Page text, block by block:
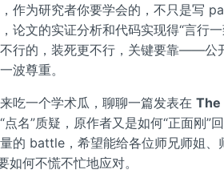
作为研究者你要学会的，不只是写
论文的实证分析和代码实现得“言行
行的，装死更不行，关键要靠——公
波尊重。
吃一个学术瓜，聊聊一篇发表在The
点名”质疑，原作者又是如何“正面刚”
的 battle，希望能给各位师兄师姐
如何不慌不忙地应对。